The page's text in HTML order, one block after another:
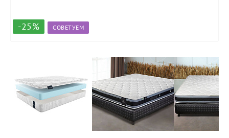
-25% СОВЕТУЕМ